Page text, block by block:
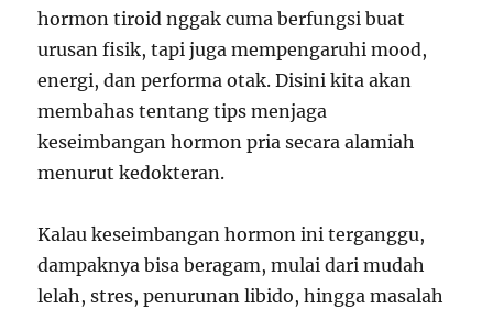
hormon tiroid nggak cuma berfungsi buat
urusan fisik, tapi juga mempengaruhi mood,
energi, dan performa otak. Disini kita akan
membahas tentang tips menjaga
keseimbangan hormon pria secara alamiah
menurut kedokteran.
Kalau keseimbangan hormon ini terganggu,
dampaknya bisa beragam, mulai dari mudah
lelah, stres, penurunan libido, hingga masalah